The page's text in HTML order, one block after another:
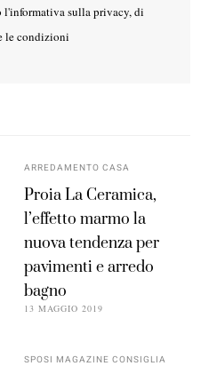
l'informativa sulla privacy, di
le condizioni
ARREDAMENTO CASA
Proia La Ceramica,
l’effetto marmo la
nuova tendenza per
pavimenti e arredo
bagno
13 MAGGIO 2019
SPOSI MAGAZINE CONSIGLIA